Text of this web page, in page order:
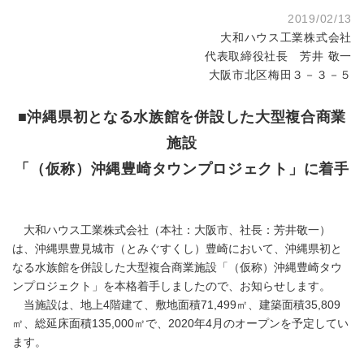
2019/02/13
大和ハウス工業株式会社
代表取締役社長 芳井 敬一
大阪市北区梅田３－３－５
■沖縄県初となる水族館を併設した大型複合商業
施設
「（仮称）沖縄豊崎タウンプロジェクト」に着手
大和ハウス工業株式会社（本社：大阪市、社長：芳井敬一）
は、沖縄県豊見城市（とみぐすくし）豊崎において、沖縄県初と
なる水族館を併設した大型複合商業施設「（仮称）沖縄豊崎タウ
ンプロジェクト」を本格着手しましたので、お知らせします。
当施設は、地上4階建て、敷地面積71,499㎡、建築面積35,809
㎡、総延床面積135,000㎡で、2020年4月のオープンを予定してい
ます。